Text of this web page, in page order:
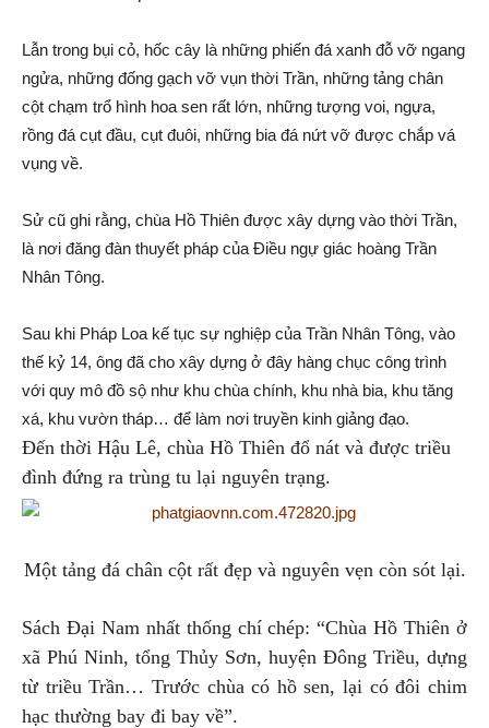
Lẫn trong bụi cỏ, hốc cây là những phiến đá xanh đỗ vỡ ngang
ngửa, những đống gạch vỡ vụn thời Trần, những tảng chân
cột chạm trổ hình hoa sen rất lớn, những tượng voi, ngựa,
rồng đá cụt đầu, cụt đuôi, những bia đá nứt vỡ được chắp vá
vụng về.
Sử cũ ghi rằng, chùa Hồ Thiên được xây dựng vào thời Trần,
là nơi đăng đàn thuyết pháp của Điều ngự giác hoàng Trần
Nhân Tông.
Sau khi Pháp Loa kế tục sự nghiệp của Trần Nhân Tông, vào
thế kỷ 14, ông đã cho xây dựng ở đây hàng chục công trình
với quy mô đồ sộ như khu chùa chính, khu nhà bia, khu tăng
xá, khu vườn tháp… để làm nơi truyền kinh giảng đạo.
Đến thời Hậu Lê, chùa Hồ Thiên đổ nát và được triều
đình đứng ra trùng tu lại nguyên trạng.
Một tảng đá chân cột rất đẹp và nguyên vẹn còn sót lại.
Sách Đại Nam nhất thống chí chép: “Chùa Hồ Thiên ở
xã Phú Ninh, tổng Thủy Sơn, huyện Đông Triều, dựng
từ triều Trần… Trước chùa có hồ sen, lại có đôi chim
hạc thường bay đi bay về”.